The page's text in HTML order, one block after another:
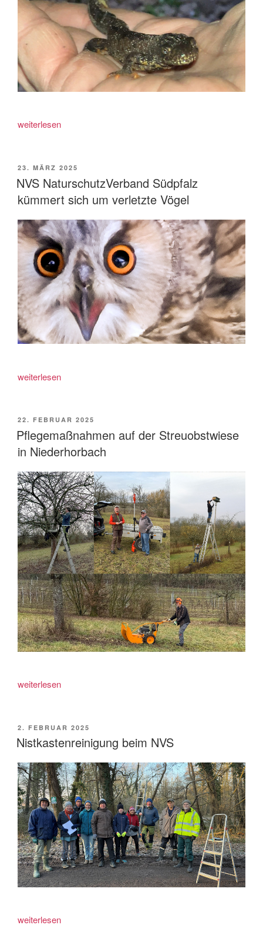
„Sensationsfund
Grundstück
–
ein
Kammmolch“
weiterlesen
VERÖFFENTLICHT
AM
23. MÄRZ 2025
NVS NaturschutzVerband Südpfalz
kümmert sich um verletzte Vögel
„NVS
kümmert
sich
um
verletzte
Vögel“
weiterlesen
VERÖFFENTLICHT
AM
22. FEBRUAR 2025
Pflegemaßnahmen auf der Streuobstwiese
in Niederhorbach
„Pflegemaßnahmen
Streuobstwiese
in
weiterlesen
VERÖFFENTLICHT
AM
2. FEBRUAR 2025
Nistkastenreinigung beim NVS
„Nistkastenreinigung
weiterlesen